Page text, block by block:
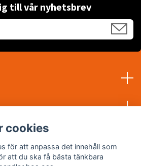
till vår nyhetsbrev
cookies
för att anpassa det innehåll som
att du ska få bästa tänkbara